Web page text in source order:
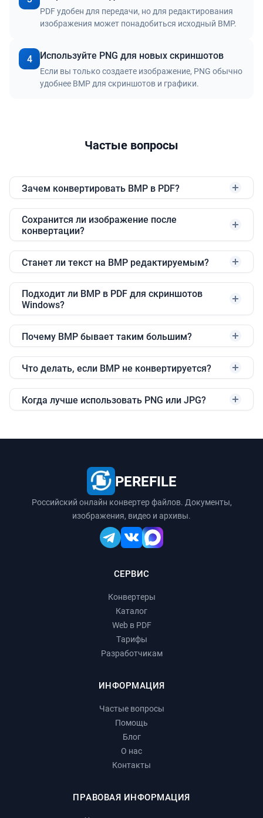
PDF удобен для передачи, но для редактирования
изображения может понадобиться исходный BMP.
4 Используйте PNG для новых скриншотов
Если вы только создаете изображение, PNG обычно
удобнее BMP для скриншотов и графики.
Частые вопросы
Зачем конвертировать BMP в PDF?
Сохранится ли изображение после
конвертации?
Станет ли текст на BMP редактируемым?
Подходит ли BMP в PDF для скриншотов
Windows?
Почему BMP бывает таким большим?
Что делать, если BMP не конвертируется?
Когда лучше использовать PNG или JPG?
PEREFILE
Российский онлайн конвертер файлов. Документы,
изображения, видео и архивы.
СЕРВИС
Конвертеры
Каталог
Web в PDF
Тарифы
Разработчикам
ИНФОРМАЦИЯ
Частые вопросы
Помощь
Блог
О нас
Контакты
ПРАВОВАЯ ИНФОРМАЦИЯ